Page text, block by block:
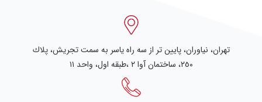
تهران، نياوران، پایین تر از سه راه یاسر به سمت تجریش، پلاك
٢٥٠، ساختمان آوا ۲ ،طبقه اول، واحد ۱۱